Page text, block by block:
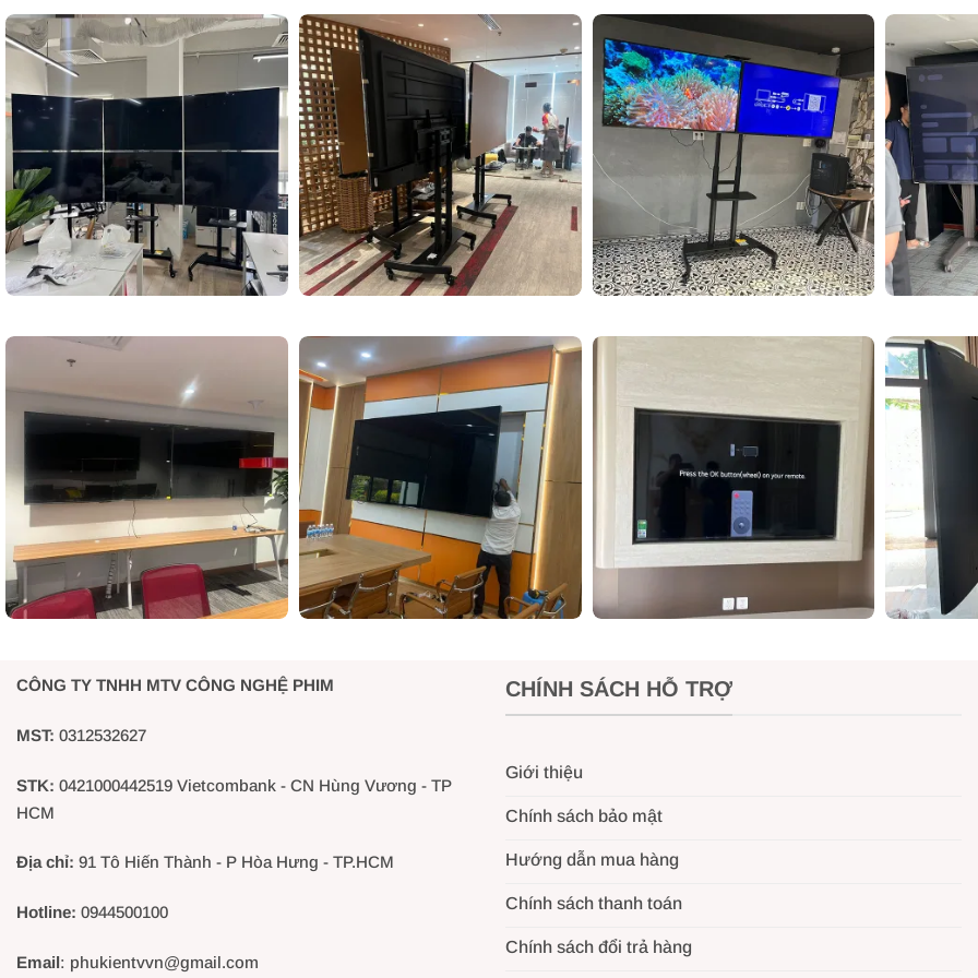
Khả năng tương thích cao
– Như đã nói ở trên,NBH-6Ecó VESA lắp đặt chuẩn 75x75mm nên có thể lắp đặt tương thích với hầu hết tất cả các sản
CÔNG TY TNHH MTV CÔNG NGHỆ PHIM
MST: 0312532627
STK: 0421000442519 Vietcombank - CN Hùng Vương - TP
HCM
Địa chỉ: 91 Tô Hiến Thành - P Hòa Hưng - TP.HCM
Hotline: 0944500100
Email: phukientvvn@gmail.com
CHÍNH SÁCH HỖ TRỢ
Giới thiệu
Chính sách bảo mật
Hướng dẫn mua hàng
Chính sách thanh toán
Chính sách đổi trả hàng